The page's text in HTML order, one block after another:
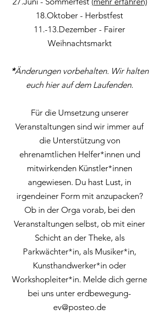
18.Oktober - Herbstfest
11.-13.Dezember - Fairer
Weihnachtsmarkt
*Änderungen vorbehalten. Wir halten
euch hier auf dem Laufenden.
Für die Umsetzung unserer
Veranstaltungen sind wir immer auf
die Unterstützung von
ehrenamtlichen Helfer*innen und
mitwirkenden Künstler*innen
angewiesen. Du hast Lust, in
irgendeiner Form mit anzupacken?
Ob in der Orga vorab, bei den
Veranstaltungen selbst, ob mit einer
Schicht an der Theke, als
Parkwächter*in, als Musiker*in,
Kunsthandwerker*in oder
Workshopleiter*in. Melde dich gerne
bei uns unter erdbewegung-
ev@posteo.de